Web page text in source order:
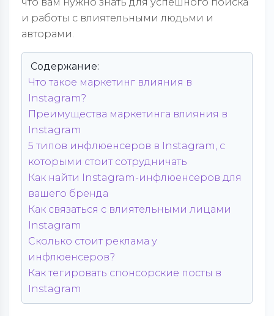
и работы с влиятельными людьми и
авторами.
Содержание:
Что такое маркетинг влияния в
Instagram?
Преимущества маркетинга влияния в
Instagram
5 типов инфлюенсеров в Instagram, с
которыми стоит сотрудничать
Как найти Instagram-инфлюенсеров для
вашего бренда
Как связаться с влиятельными лицами
Instagram
Сколько стоит реклама у
инфлюенсеров?
Как тегировать спонсорские посты в
Instagram